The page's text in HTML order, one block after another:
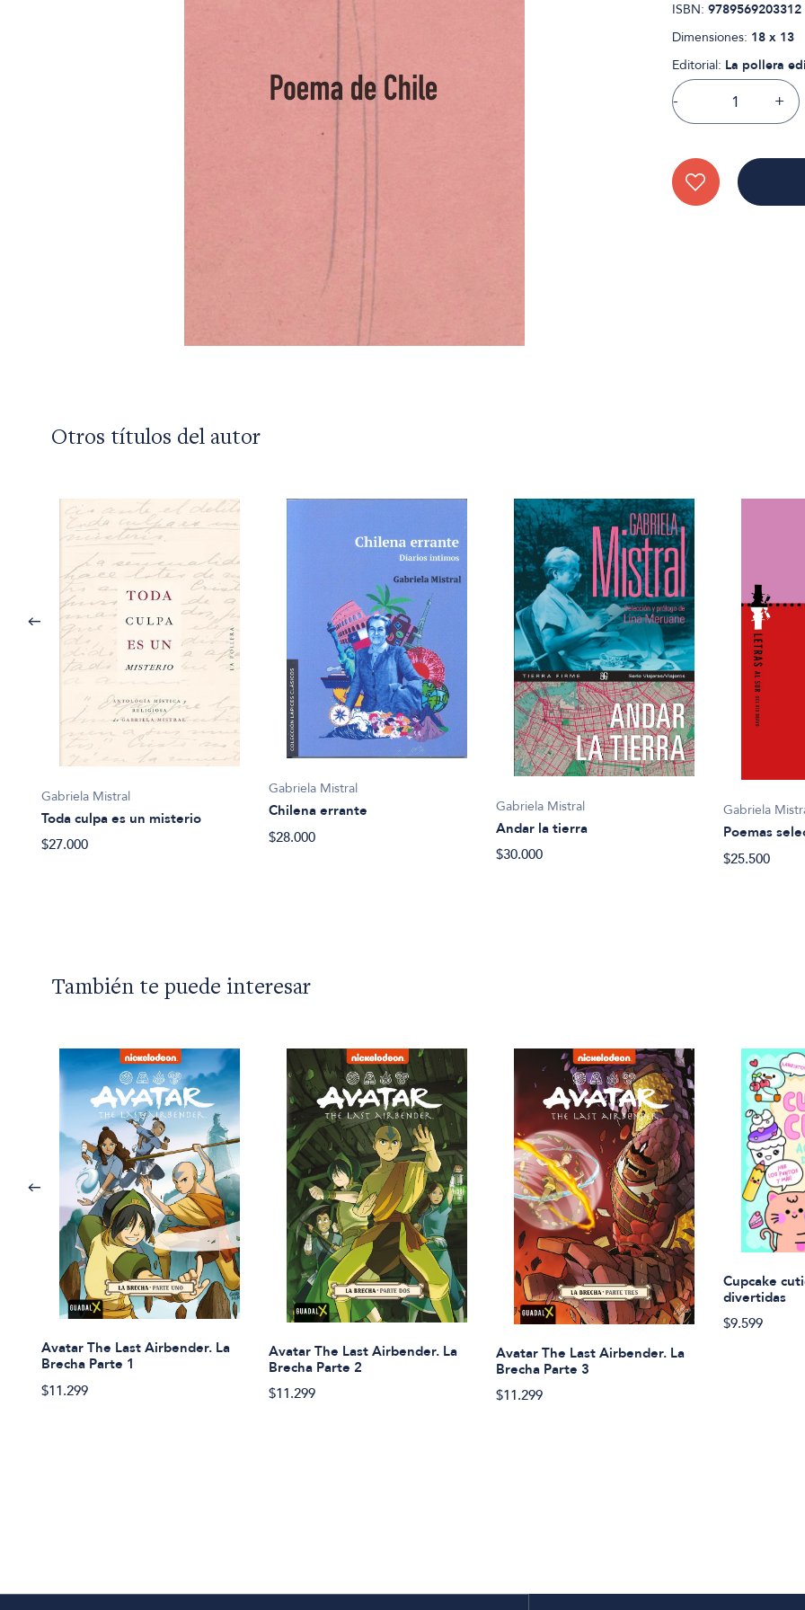
ISBN: 9789569203312
Dimensiones: 18 x 13
Editorial: La pollera
- +
Otros títulos del autor
Gabriela Mistral
Toda culpa es un misterio
$27.000
Gabriela Mistral
Chilena errante
$28.000
Gabriela Mistral
Andar la tierra
$30.000
Gabriela
Poemas
$25.500
También te puede interesar
Avatar The Last Airbender. La
Brecha Parte 1
$11.299
Avatar The Last Airbender. La
Brecha Parte 2
$11.299
Avatar The Last Airbender. La
Brecha Parte 3
$11.299
Cupcake
divertidas
$9.599